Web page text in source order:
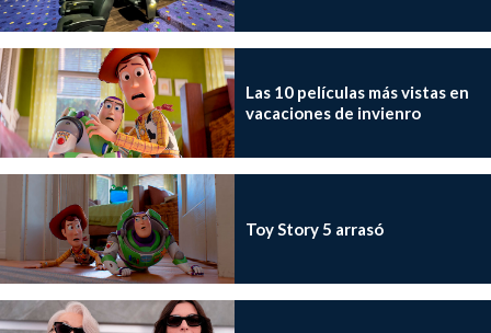
Las 10 películas más vistas en
vacaciones de invienro
Toy Story 5 arrasó